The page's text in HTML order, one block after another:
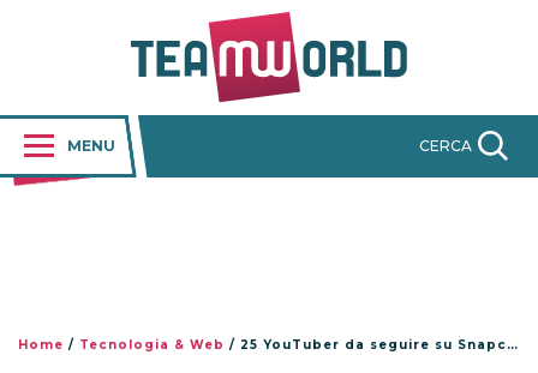
MENU CERCA
Home / Tecnologia & Web / 25 YouTuber da seguire su Snapchat